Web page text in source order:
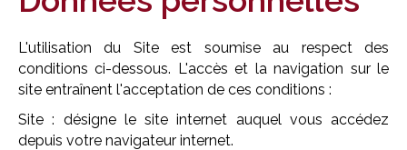
L'utilisation du Site est soumise au respect des
conditions ci-dessous. L'accès et la navigation sur le
site entraînent l'acceptation de ces conditions :
Site : désigne le site internet auquel vous accédez
depuis votre navigateur internet.